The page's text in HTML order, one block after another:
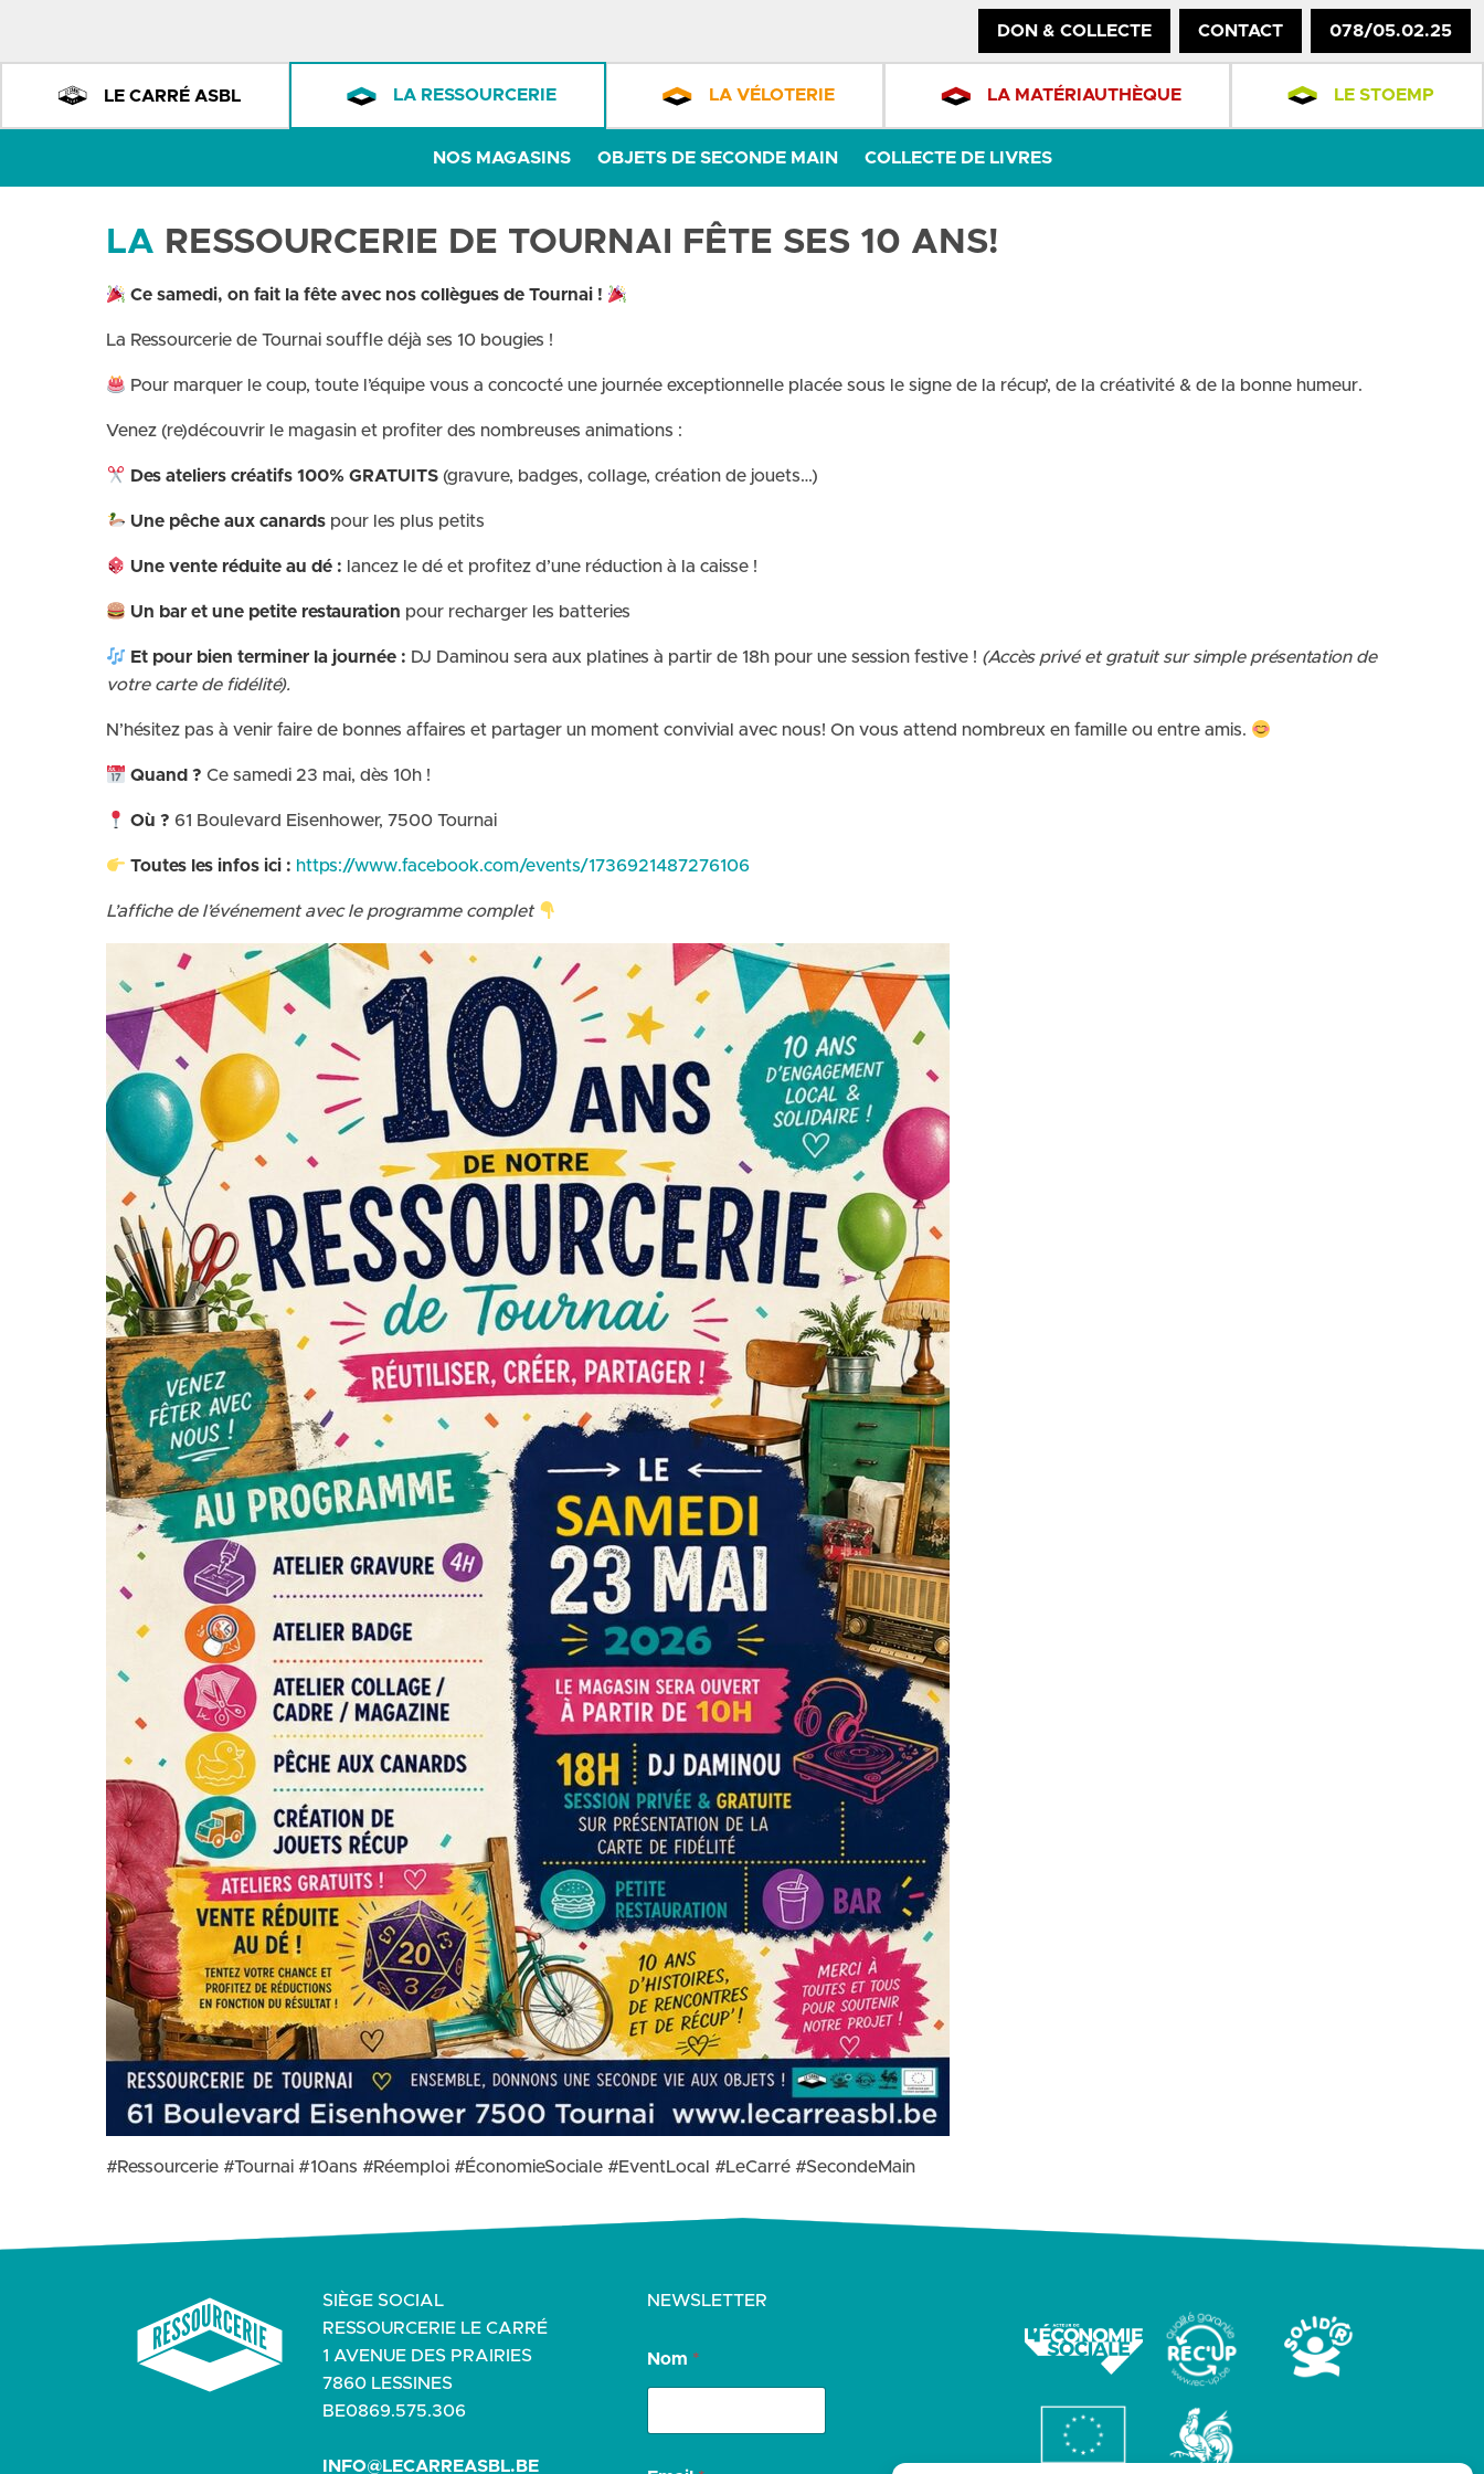
DON & COLLECTE CONTACT 078/05.02.25
LE CARRÉ ASBL LA RESSOURCERIE LA VÉLOTERIE LA MATÉRIAUTHÈQUE LE STOEMP
NOS MAGASINS OBJETS DE SECONDE MAIN COLLECTE DE LIVRES
LA RESSOURCERIE DE TOURNAI FÊTE SES 10 ANS!
Ce samedi, on fait la fête avec nos collègues de Tournai !
La Ressourcerie de Tournai souffle déjà ses 10 bougies !
Pour marquer le coup, toute l’équipe vous a concocté une journée exceptionnelle placée sous le signe de la récup’, de la créativité & de la bonne humeur.
Venez (re)découvrir le magasin et profiter des nombreuses animations :
Des ateliers créatifs 100% GRATUITS (gravure, badges, collage, création de jouets…)
Une pêche aux canards pour les plus petits
Une vente réduite au dé : lancez le dé et profitez d’une réduction à la caisse !
Un bar et une petite restauration pour recharger les batteries
Et pour bien terminer la journée : DJ Daminou sera aux platines à partir de 18h pour une session festive ! (Accès privé et gratuit sur simple présentation de
votre carte de fidélité).
N’hésitez pas à venir faire de bonnes affaires et partager un moment convivial avec nous! On vous attend nombreux en famille ou entre amis.
Quand ? Ce samedi 23 mai, dès 10h !
Où ? 61 Boulevard Eisenhower, 7500 Tournai
Toutes les infos ici : https://www.facebook.com/events/1736921487276106
L’affiche de l’événement avec le programme complet
#Ressourcerie #Tournai #10ans #Réemploi #ÉconomieSociale #EventLocal #LeCarré #SecondeMain
SIÈGE SOCIAL
RESSOURCERIE LE CARRÉ
1 AVENUE DES PRAIRIES
7860 LESSINES
BE0869.575.306
INFO@LECARREASBL.BE
NEWSLETTER
Nom *